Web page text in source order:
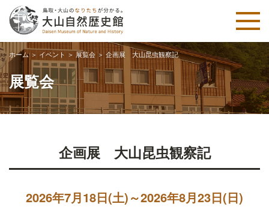
ホーム＞ イベント ＞展覧会 ＞ 企画展 大山昆虫観察記
展覧会
企画展 大山昆虫観察記
2026年7月18日(土)～2026年8月23日(日)